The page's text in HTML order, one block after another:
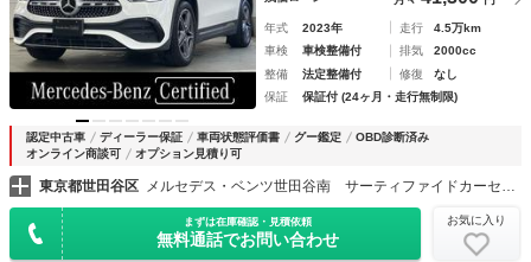
年式 2023年 走行
4.5万km
車検
車検整備付 排気
2000cc
整備
法定整備付 修復
なし
保証
保証付 (24ヶ月・走行無制限)
認定中古車 ディーラー保証 車両状態評価書 グー鑑定
OBD診断済み
オンライン商談可
オプション見積り可
東京都世田谷区 メルセデス・ベンツ世田谷南 サーティファイドカーセンター （株）シュテルン世田谷
まずは在庫確認・見積依頼
無料通話でお問い合わせ
お気に入り